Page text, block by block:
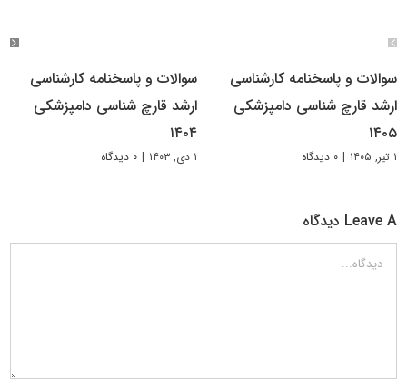
سوالات و پاسخنامه کارشناسی
ارشد قارچ شناسی دامپزشکی
۱۴۰۵
۱ تیر, ۱۴۰۵ | ۰ دیدگاه
سوالات و پاسخنامه کارشناسی
ارشد قارچ‌ شناسی دامپزشکی
۱۴۰۴
۱ دی, ۱۴۰۳ | ۰ دیدگاه
Leave A دیدگاه
دیدگاه